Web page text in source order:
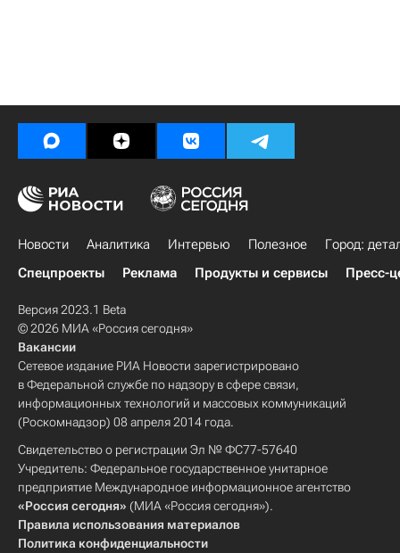
Новости Аналитика Интервью Полезное
Город:
Спецпроекты
Реклама Продукты и сервисы Пресс-
Версия 2023.1 Beta
© 2026 МИА «Россия сегодня»
Вакансии
Сетевое издание РИА Новости зарегистрировано
в Федеральной службе по надзору в сфере связи,
информационных технологий и массовых коммуникаций
(Роскомнадзор) 08 апреля 2014 года.
Свидетельство о регистрации Эл № ФС77-57640
Учредитель: Федеральное государственное унитарное
предприятие Международное информационное агентство
«Россия сегодня» (МИА «Россия сегодня»).
Правила использования материалов
Политика конфиденциальности